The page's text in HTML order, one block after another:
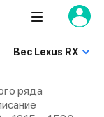
Вес Lexus RX
ряда